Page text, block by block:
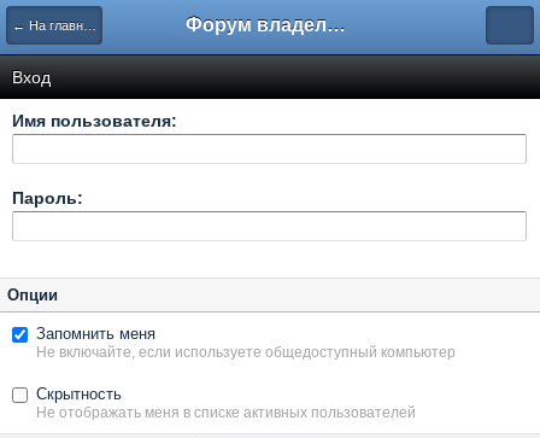
← На главную Форум владельцев интернет-магазинов
Вход
Имя пользователя:
Пароль:
Опции
Запомнить меня
Не включайте, если используете общедоступный компьютер
Скрытность
Не отображать меня в списке активных пользователей